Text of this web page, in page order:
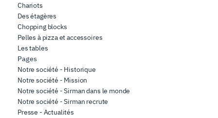
Chariots
Des étagères
Chopping blocks
Pelles à pizza et accessoires
Les tables
Pages
Notre société - Historique
Notre société - Mission
Notre société - Sirman dans le monde
Notre société - Sirman recrute
Presse - Actualités